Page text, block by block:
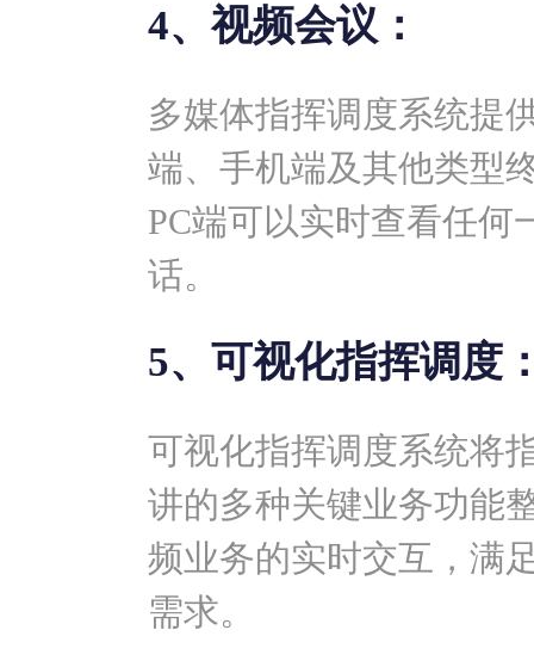
4、视频会议：
多媒体指挥调度系统提
端、手机端及其他类型
PC端可以实时查看任何
话。
5、可视化指挥调度
可视化指挥调度系统将
讲的多种关键业务功能
频业务的实时交互，满
需求。